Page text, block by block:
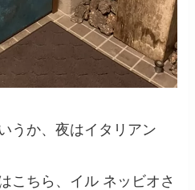
うか、夜はイタリアン
こちら、イル ネッビオさ